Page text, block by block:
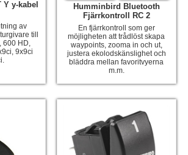
y-kabel
av
till
600 HD,
9x9ci
Humminbird Bluetooth
Fjärrkontroll RC 2
En fjärrkontroll som ger
möjligheten att trådlöst skapa
waypoints, zooma in och ut,
justera ekolodskänslighet och
bläddra mellan favoritvyerna
m.m.